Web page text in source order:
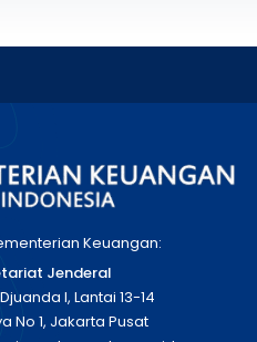
Keuangan:
Jenderal
I, Lantai 13-14
No 1, Jakarta Pusat